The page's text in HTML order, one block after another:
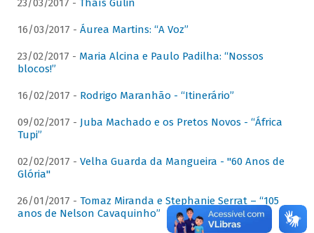
23/03/2017 - Thaís Gulin
16/03/2017 - Áurea Martins: “A Voz”
23/02/2017 - Maria Alcina e Paulo Padilha: “Nossos
blocos!”
16/02/2017 - Rodrigo Maranhão - “Itinerário”
09/02/2017 - Juba Machado e os Pretos Novos - “África
Tupi”
02/02/2017 - Velha Guarda da Mangueira - "60 Anos de
Glória"
26/01/2017 - Tomaz Miranda e Stephanie Serrat – “105
anos de Nelson Cavaquinho”